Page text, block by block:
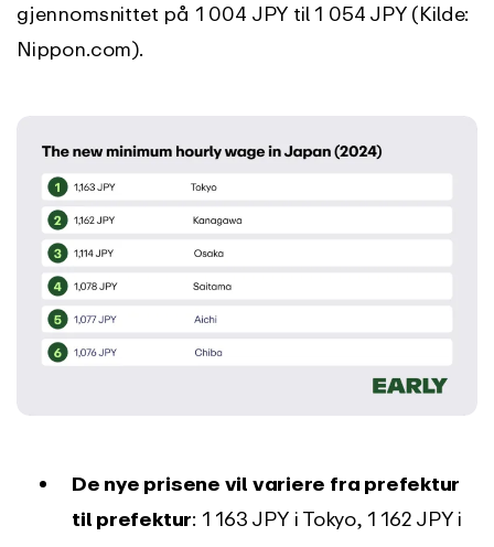
gjennomsnittet på 1 004 JPY til 1 054 JPY (Kilde:
Nippon.com).
De nye prisene vil variere fra prefektur
til prefektur: 1 163 JPY i Tokyo, 1 162 JPY i